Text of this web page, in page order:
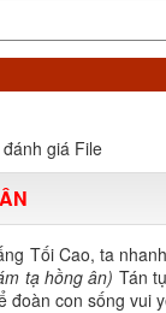
giá File
Tối Cao, ta
tạ hồng ân) Tán
đoàn con sống vui